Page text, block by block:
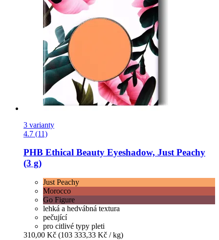
3 varianty
4.7 (11)
PHB Ethical Beauty Eyeshadow, Just Peachy
(3 g)
Just Peachy
Morocco
Go Figure
lehká a hedvábná textura
pečující
pro citlivé typy pleti
310,00 Kč (103 333,33 Kč / kg)